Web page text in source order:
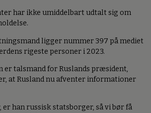
har ikke umiddelbart udtalt sig om
ligger nummer 397 på mediet
rigeste personer i 2023.
er talsmand for Ruslands præsident,
at Rusland nu afventer informationer
er han russisk statsborger, så vi bør få